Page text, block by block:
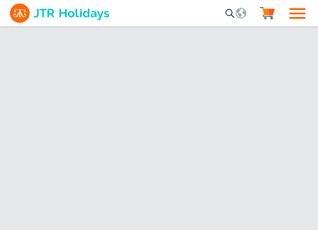
Mobile Search